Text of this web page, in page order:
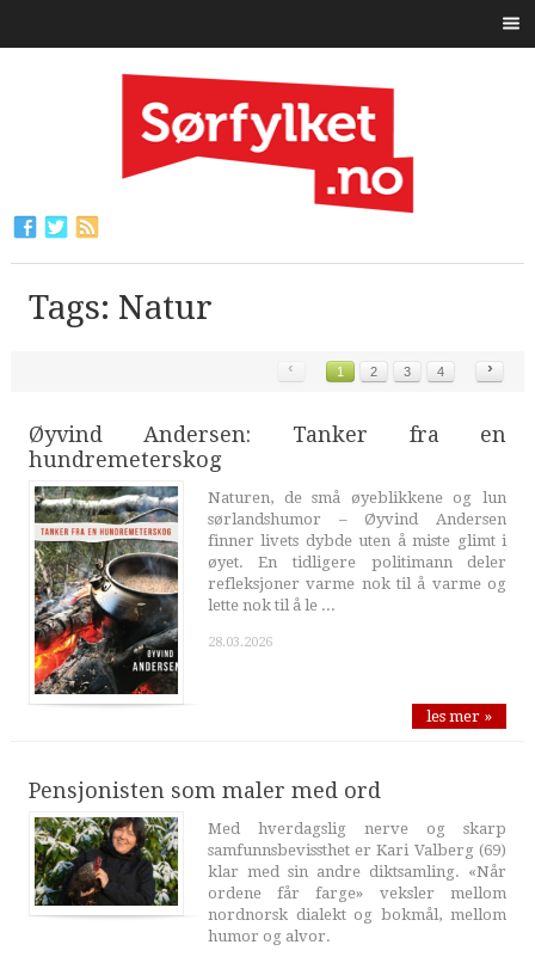
Tags: Natur
‹ 1 2 3 4 ›
Øyvind Andersen: Tanker fra en
hundremeterskog
Naturen, de små øyeblikkene og lun
sørlandshumor – Øyvind Andersen
finner livets dybde uten å miste glimt i
øyet. En tidligere politimann deler
refleksjoner varme nok til å varme og
lette nok til å le ...
28.03.2026
les mer »
Pensjonisten som maler med ord
Med hverdagslig nerve og skarp
samfunnsbevissthet er Kari Valberg (69)
klar med sin andre diktsamling. «Når
ordene får farge» veksler mellom
nordnorsk dialekt og bokmål, mellom
humor og alvor.